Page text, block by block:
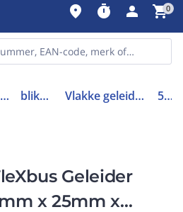
place timer person shopping_cart0
Aardingsmaterialen bliksembeveiliging Vlakke geleider / band bliksembeveiliging 508006
Geleider
x 25mm x